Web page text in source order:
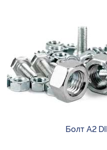
Болт А2